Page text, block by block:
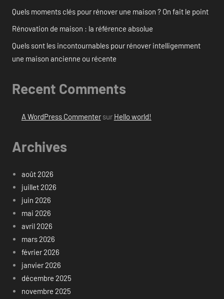
Quels moments clés pour rénover une maison ? On fait le point
Rénovation de maison : la référence absolue
Quels sont les incontournables pour rénover intelligemment
une maison ancienne ou récente
Recent Comments
A WordPress Commentersur Hello world!
Archives
août 2026
juillet 2026
juin 2026
mai 2026
avril 2026
mars 2026
février 2026
janvier 2026
décembre 2025
novembre 2025